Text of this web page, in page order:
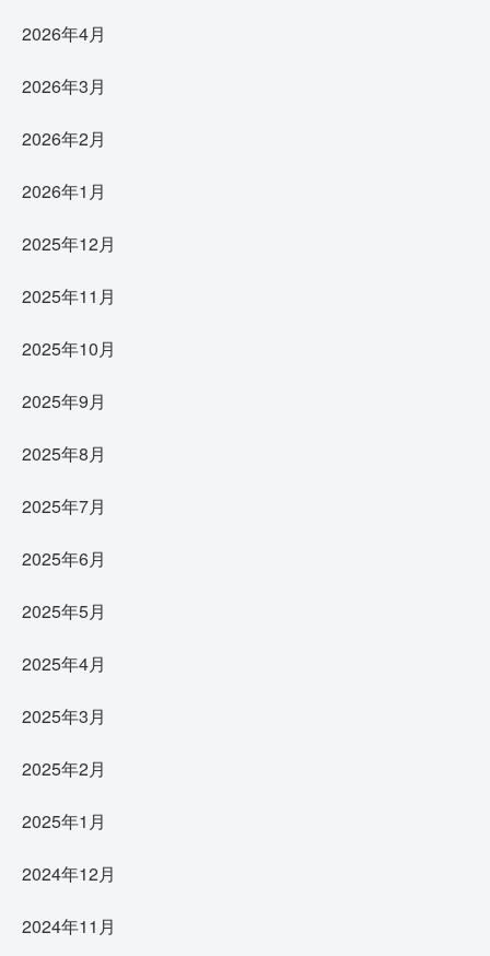
2026年4月
2026年3月
2026年2月
2026年1月
2025年12月
2025年11月
2025年10月
2025年9月
2025年8月
2025年7月
2025年6月
2025年5月
2025年4月
2025年3月
2025年2月
2025年1月
2024年12月
2024年11月